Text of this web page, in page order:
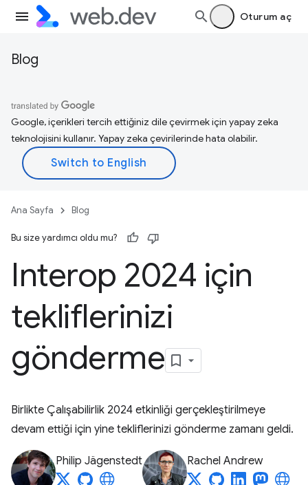
Oturum aç
Blog
Google, içerikleri tercih ettiğiniz dile çevirmek için yapay zeka
teknolojisini kullanır. Yapay zeka çevirilerinde hata olabilir.
Ana Sayfa Blog
Bu size yardımcı oldu mu?
Interop 2024 için
tekliflerinizi
gönderme
Birlikte Çalışabilirlik 2024 etkinliği gerçekleştirilmeye
devam ettiği için yine tekliflerinizi gönderme zamanı geldi.
Philip Jägenstedt Rachel Andrew